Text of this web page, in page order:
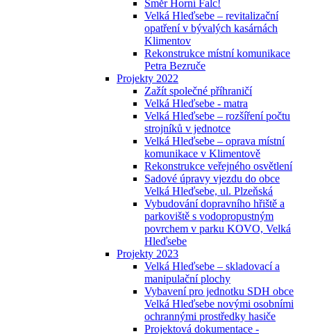
Směr Horní Falc!
Velká Hleďsebe – revitalizační
opatření v bývalých kasárnách
Klimentov
Rekonstrukce místní komunikace
Petra Bezruče
Projekty 2022
Zažít společné příhraničí
Velká Hleďsebe - matra
Velká Hleďsebe – rozšíření počtu
strojníků v jednotce
Velká Hleďsebe – oprava místní
komunikace v Klimentově
Rekonstrukce veřejného osvětlení
Sadové úpravy vjezdu do obce
Velká Hleďsebe, ul. Plzeňská
Vybudování dopravního hřiště a
parkoviště s vodopropustným
povrchem v parku KOVO, Velká
Hleďsebe
Projekty 2023
Velká Hleďsebe – skladovací a
manipulační plochy
Vybavení pro jednotku SDH obce
Velká Hleďsebe novými osobními
ochrannými prostředky hasiče
Projektová dokumentace -